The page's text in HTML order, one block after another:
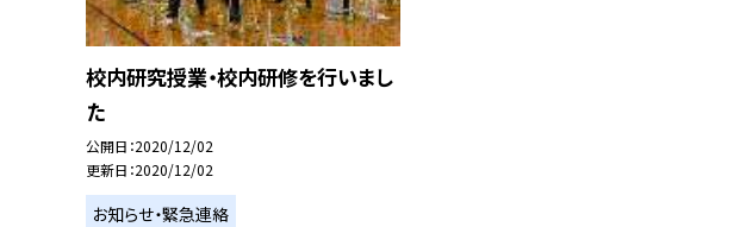
校内研究授業・校内研修を行いまし
た
公開日 2020/12/02
更新日 2020/12/02
お知らせ・緊急連絡